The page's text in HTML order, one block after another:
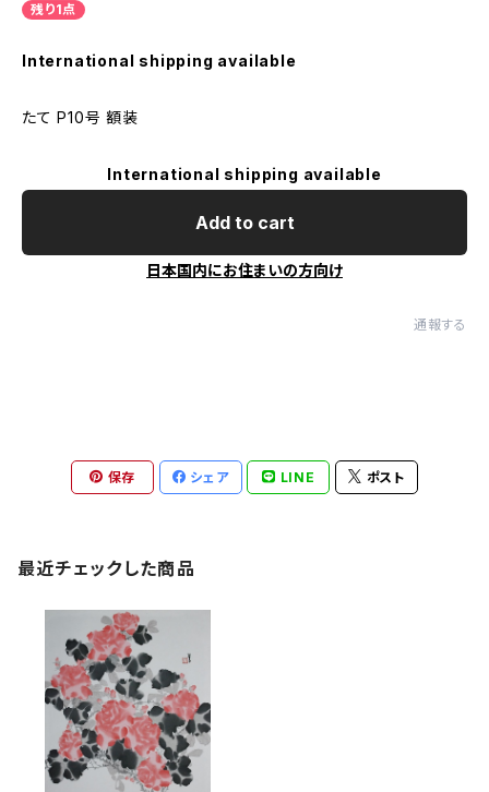
残り1点
International shipping available
たて P10号 額装
International shipping available
Add to cart
日本国内にお住まいの方向け
通報する
保存 シェア LINE ポスト
最近チェックした商品